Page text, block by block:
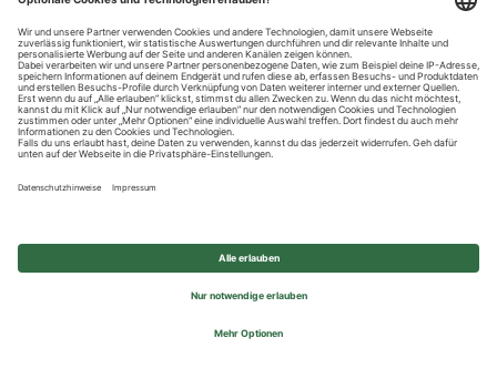
Datenschutzhinweise
Impressum
Privatsphäre-Einstellungen
© 2026 REWE Group - All rights reserved